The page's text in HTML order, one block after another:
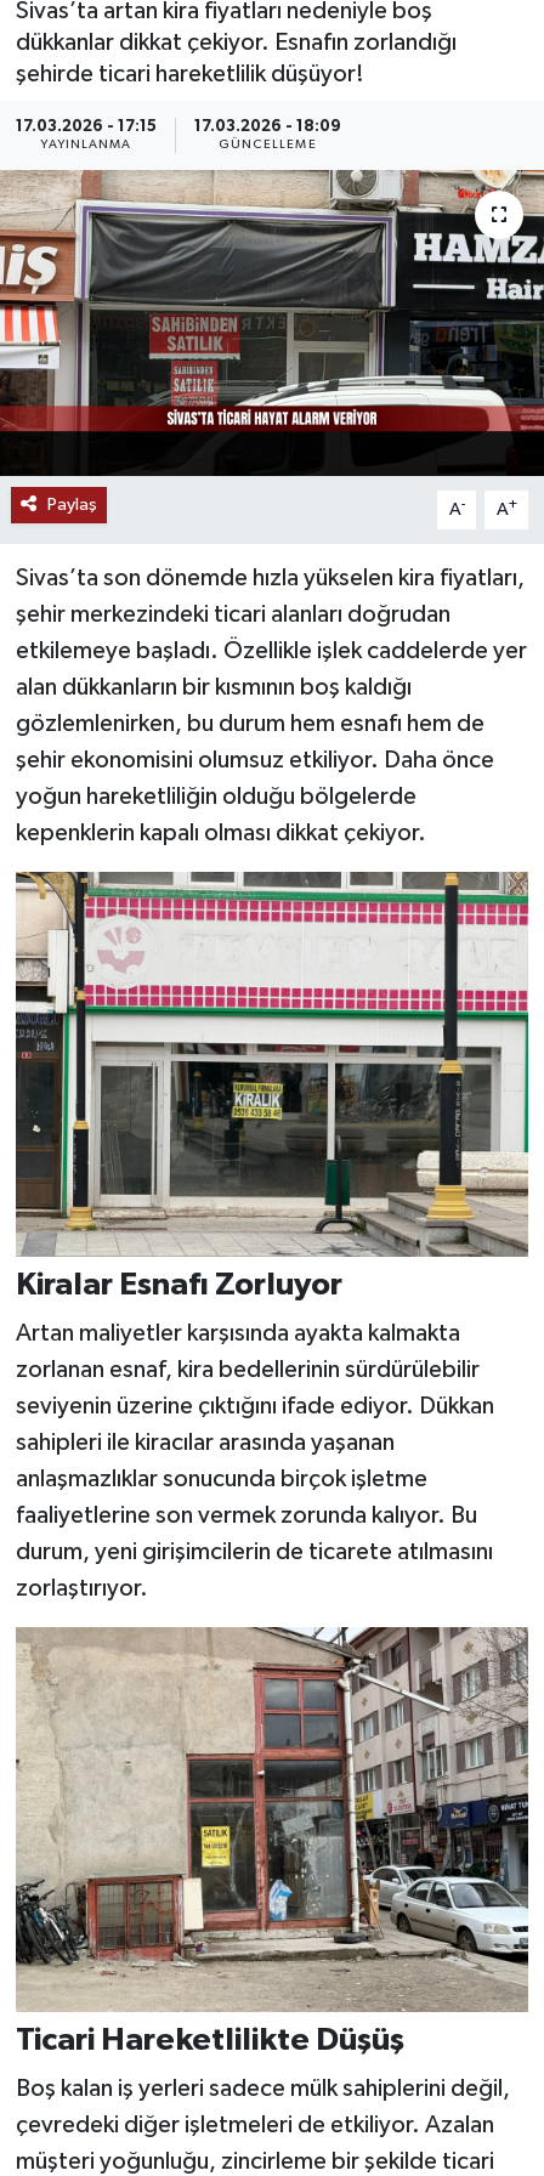
Sivas’ta artan kira fiyatları nedeniyle boş
dükkanlar dikkat çekiyor. Esnafın zorlandığı
şehirde ticari hareketlilik düşüyor!
17.03.2026 - 17:15
YAYINLANMA
17.03.2026 - 18:09
GÜNCELLEME
Paylaş A- A+
Sivas’ta son dönemde hızla yükselen kira fiyatları,
şehir merkezindeki ticari alanları doğrudan
etkilemeye başladı. Özellikle işlek caddelerde yer
alan dükkanların bir kısmının boş kaldığı
gözlemlenirken, bu durum hem esnafı hem de
şehir ekonomisini olumsuz etkiliyor. Daha önce
yoğun hareketliliğin olduğu bölgelerde
kepenklerin kapalı olması dikkat çekiyor.
Kiralar Esnafı Zorluyor
Artan maliyetler karşısında ayakta kalmakta
zorlanan esnaf, kira bedellerinin sürdürülebilir
seviyenin üzerine çıktığını ifade ediyor. Dükkan
sahipleri ile kiracılar arasında yaşanan
anlaşmazlıklar sonucunda birçok işletme
faaliyetlerine son vermek zorunda kalıyor. Bu
durum, yeni girişimcilerin de ticarete atılmasını
zorlaştırıyor.
Ticari Hareketlilikte Düşüş
Boş kalan iş yerleri sadece mülk sahiplerini değil,
çevredeki diğer işletmeleri de etkiliyor. Azalan
müşteri yoğunluğu, zincirleme bir şekilde ticari
MAGAZİN
RESMİ İLANLAR
SAĞLIK
SİYASET
SOSYAL YARDIMLAR
SPONSORLU YAZI
SPOR
YAŞAM